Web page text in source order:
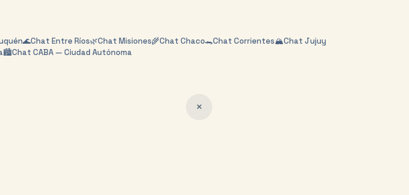
🌊Chat Entre Ríos🌿Chat Misiones🌾Chat Chaco🐊Chat Corrientes🏔️Chat Jujuy
🏙️Chat CABA — Ciudad Autónoma
✕